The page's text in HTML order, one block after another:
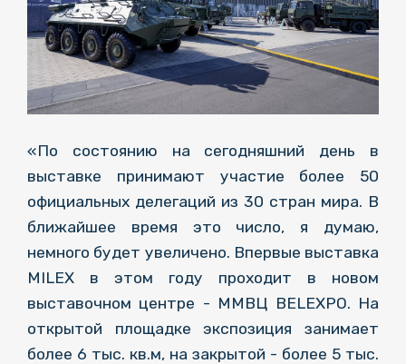
«По состоянию на сегодняшний день в
выставке принимают участие более 50
официальных делегаций из 30 стран мира. В
ближайшее время это число, я думаю,
немного будет увеличено. Впервые выставка
MILEX в этом году проходит в новом
выставочном центре - ММВЦ BELEXPO. На
открытой площадке экспозиция занимает
более 6 тыс. кв.м, на закрытой - более 5 тыс.